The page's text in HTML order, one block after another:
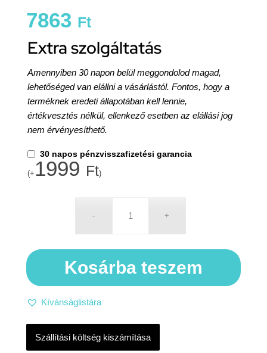
7863 Ft
Extra szolgáltatás
Amennyiben 30 napon belül meggondolod magad,
lehetőséged van elállni a vásárlástól. Fontos, hogy a
terméknek eredeti állapotában kell lennie,
értékvesztés nélkül, ellenkező esetben az elállási jog
nem érvényesíthető.
30 napos pénzvisszafizetési garancia
(+ 1999 Ft)
Kosárba teszem
Kívánságlistára
Szállítási költség kiszámítása